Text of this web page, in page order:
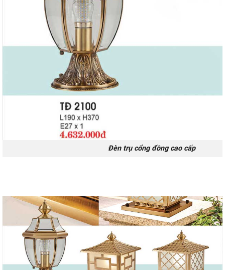
Đèn trụ cổng đồng cao cấp